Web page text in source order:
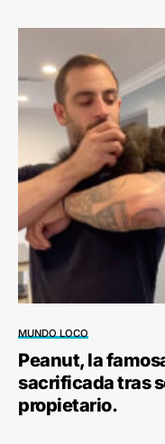
MUNDO LOCO
Peanut, la
sacrificada tras
propietario.